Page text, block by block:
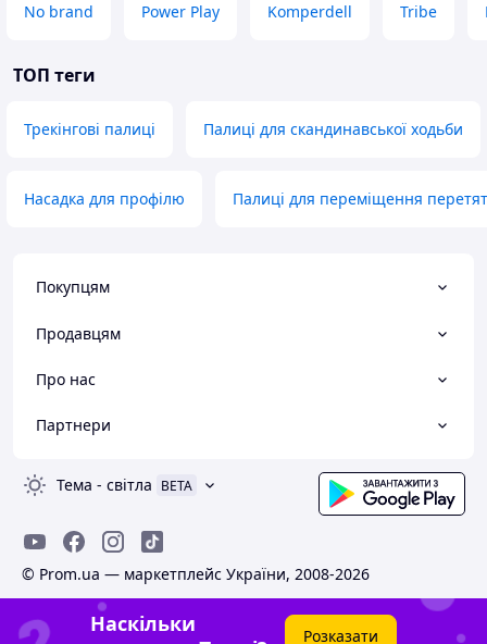
No brand Power Play Komperdell Tribe
ТОП теги
Трекінгові палиці Палиці для скандинавської ходьби
Насадка для профілю Палиці для переміщення
Покупцям
Продавцям
Про нас
Партнери
Тема - світла BETA
© Prom.ua — маркетплейс України, 2008-2026
Наскільки
Розказати